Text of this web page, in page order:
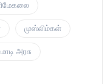
முஸ்லிம்கள்
அரசு